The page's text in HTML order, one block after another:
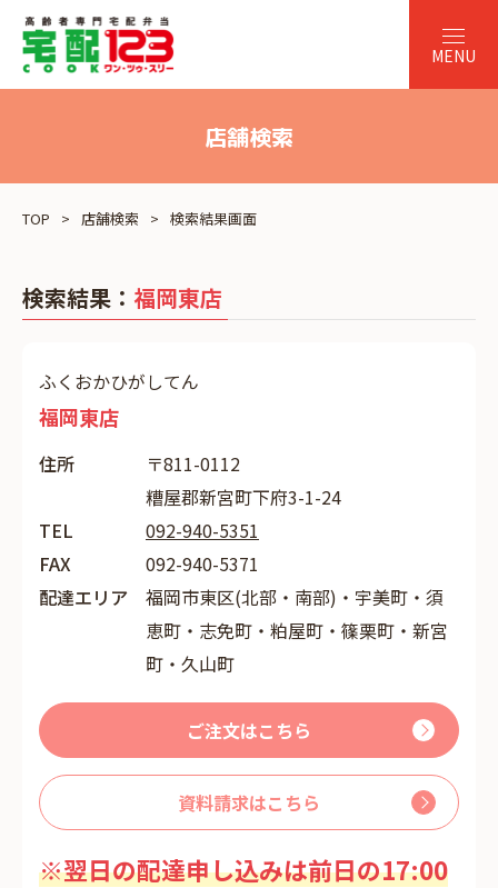
店舗検索
TOP 店舗検索 検索結果画面
検索結果： 福岡東店
ふくおかひがしてん
福岡東店
住所
〒811-0112
糟屋郡新宮町下府3-1-24
TEL
092-940-5351
FAX
092-940-5371
配達エリア
福岡市東区(北部・南部)・宇美町・須
恵町・志免町・粕屋町・篠栗町・新宮
町・久山町
ご注文はこちら
資料請求はこちら
※翌日の配達申し込みは前日の17:00